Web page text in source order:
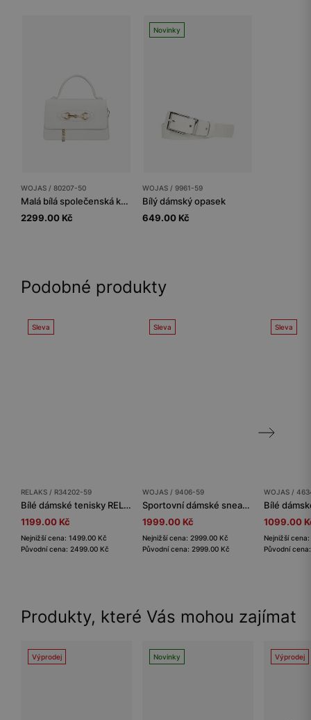
WOJAS / 80207-50
Malá bílá společenská kabelka
2299.00 Kč
Novinky
WOJAS / 9961-59
Bílý dámský opasek
649.00 Kč
Podobné produkty
Sleva
RELAKS / R34202-59
Bílé dámské tenisky RELAKS s aplikací ve stříbrném leopardím vzoru
1199.00 Kč
Nejnižší cena: 1499.00 Kč
Původní cena: 2499.00 Kč
Sleva
WOJAS / 9406-59
Sportovní dámské sneakersy z bílé kůže s podšívkou
1999.00 Kč
Nejnižší cena: 2999.00 Kč
Původní cena: 2999.00 Kč
Sleva
WOJAS /
1099.00
Nejnižší
Původní
Produkty, které Vás mohou zajímat
Výprodej Novinky Výprodej